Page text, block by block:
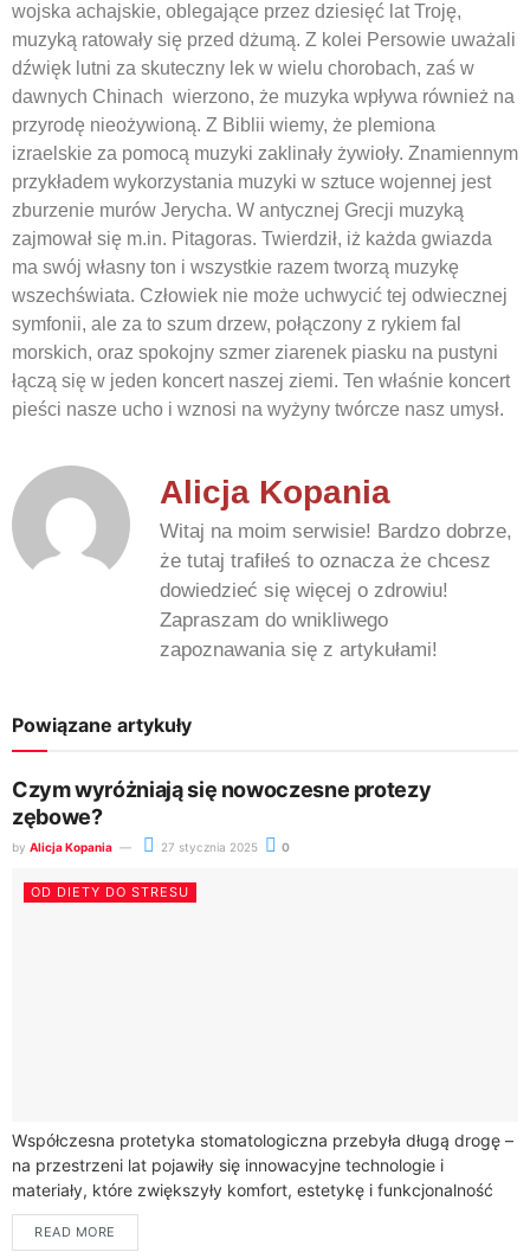
wojska achajskie, oblegające przez dziesięć lat Troję,
muzyką ratowały się przed dżumą. Z kolei Persowie uważali
dźwięk lutni za skuteczny lek w wielu chorobach, zaś w
dawnych Chinach wierzono, że muzyka wpływa również na
przyrodę nieożywioną. Z Biblii wiemy, że plemiona
izraelskie za pomocą muzyki zaklinały żywioły. Znamiennym
przykładem wykorzystania muzyki w sztuce wojennej jest
zburzenie murów Jerycha. W antycznej Grecji muzyką
zajmował się m.in. Pitagoras. Twierdził, iż każda gwiazda
ma swój własny ton i wszystkie razem tworzą muzykę
wszechświata. Człowiek nie może uchwycić tej odwiecznej
symfonii, ale za to szum drzew, połączony z rykiem fal
morskich, oraz spokojny szmer ziarenek piasku na pustyni
łączą się w jeden koncert naszej ziemi. Ten właśnie koncert
pieści nasze ucho i wznosi na wyżyny twórcze nasz umysł.
Alicja Kopania
Witaj na moim serwisie! Bardzo dobrze,
że tutaj trafiłeś to oznacza że chcesz
dowiedzieć się więcej o zdrowiu!
Zapraszam do wnikliwego
zapoznawania się z artykułami!
Powiązane artykuły
Czym wyróżniają się nowoczesne protezy
zębowe?
by Alicja Kopania 27 stycznia 2025 0
OD DIETY DO STRESU
Współczesna protetyka stomatologiczna przebyła długą drogę –
na przestrzeni lat pojawiły się innowacyjne technologie i
materiały, które zwiększyły komfort, estetykę i funkcjonalność
protez zębowych. Pacjenci mogą obecnie korzystać z
rozwiązań,...
READ MORE